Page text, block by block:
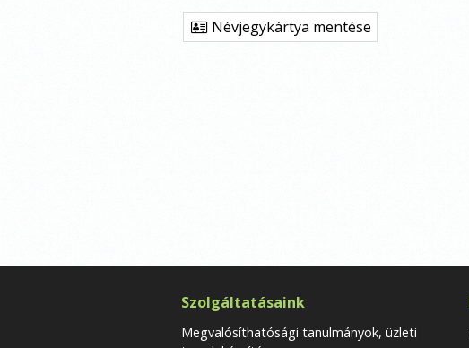
Névjegykártya mentése
Szolgáltatásaink
Megvalósíthatósági tanulmányok, üzleti